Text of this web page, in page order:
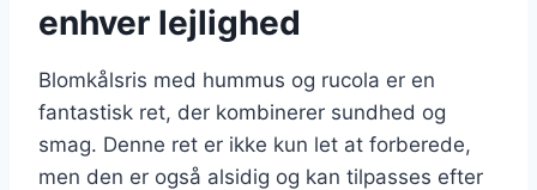
enhver lejlighed
Blomkålsris med hummus og rucola er en
fantastisk ret, der kombinerer sundhed og
smag. Denne ret er ikke kun let at forberede,
men den er også alsidig og kan tilpasses efter